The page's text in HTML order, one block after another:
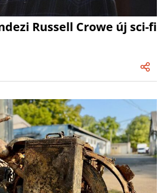
Russell Crowe új sci-fi